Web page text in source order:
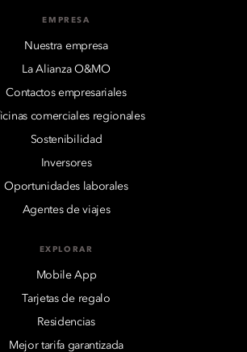
EMPRESA
Nuestra empresa
La Alianza O&MO
Contactos empresariales
comerciales regionales
Sostenibilidad
Inversores
Oportunidades laborales
Agentes de viajes
EXPLORAR
Mobile App
Tarjetas de regalo
Residencias
Mejor tarifa garantizada